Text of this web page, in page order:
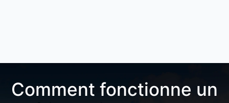
Comment fonctionne un